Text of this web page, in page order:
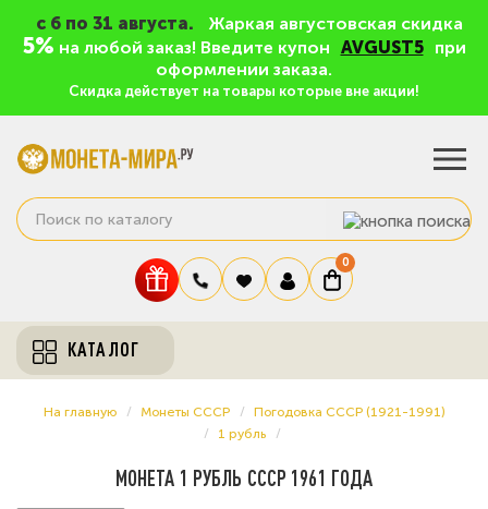
c 6 по 31 августа. Жаркая августовская скидка
5% на любой заказ! Введите купон AVGUST5
при
оформлении заказа.
Скидка действует на товары которые вне акции!
0
КАТАЛОГ
На главную Монеты СССР
Погодовка СССР (1921-1991)
1 рубль
МОНЕТА 1 РУБЛЬ СССР 1961 ГОДА